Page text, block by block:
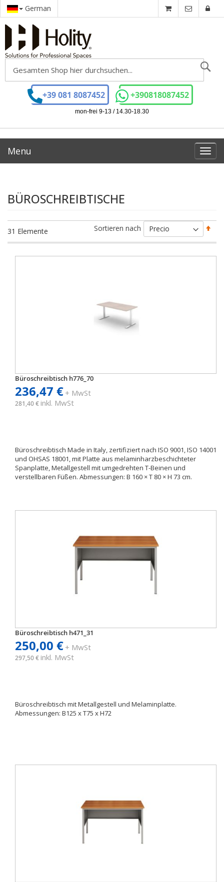
German
+39 081 8087452 +390818087452
mon-frei 9-13 / 14.30-18.30
Menu
BÜROSCHREIBTISCHE
31 Elemente Sortieren nach
Büroschreibtisch h776_70
236,47 €+ MwSt
281,40 € inkl. MwSt
Büroschreibtisch Made in Italy, zertifiziert nach ISO 9001, ISO 14001
und OHSAS 18001, mit Platte aus melaminharzbeschichteter
Spanplatte, Metallgestell mit umgedrehten T-Beinen und
verstellbaren Füßen. Abmessungen: B 160 × T 80 × H 73 cm.
Büroschreibtisch h471_31
250,00 €+ MwSt
297,50 € inkl. MwSt
Büroschreibtisch mit Metallgestell und Melaminplatte.
Abmessungen: B125 x T75 x H72